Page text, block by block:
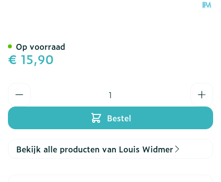
€ 15,90
Bestel
Op voorraad
Bekijk alle producten van Louis Widmer